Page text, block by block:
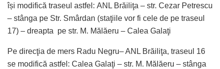
își modifică traseul astfel: ANL Brăiliţa – str. Cezar Petrescu
– stânga pe Str. Smârdan (staţiile vor fi cele de pe traseul
17) – dreapta pe str. M. Mălăeru – Calea Galaţi
Pe direcţia de mers Radu Negru– ANL Brăiliţa, traseul 16
se modifică astfel: Calea Galaţi – str. M. Mălăeru – stânga